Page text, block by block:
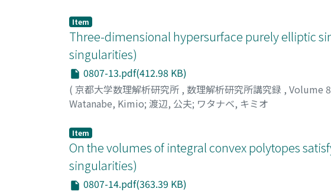
Item
Three-dimensional hypersurface purely elliptic
singularities)
0807-13.pdf(412.98 KB)
( 京都大学数理解析研究所 , 数理解析研究所講究録 , Volume
Watanabe, Kimio; 渡辺, 公夫; ワタナベ, キミオ
Item
On the volumes of integral convex polytopes
singularities)
0807-14.pdf(363.39 KB)